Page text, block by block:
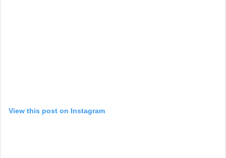
View this post on Instagram